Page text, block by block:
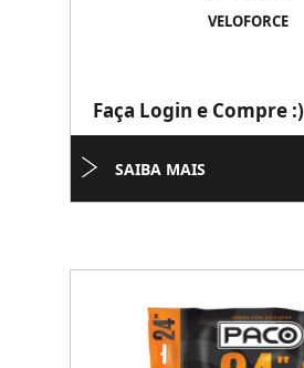
VELOFORCE
Faça Login e Compre :)
SAIBA MAIS